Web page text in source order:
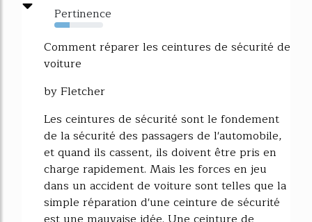
Pertinence
31%
Comment réparer les ceintures de sécurité de
voiture
by Fletcher
Les ceintures de sécurité sont le fondement
de la sécurité des passagers de l'automobile,
et quand ils cassent, ils doivent être pris en
charge rapidement. Mais les forces en jeu
dans un accident de voiture sont telles que la
simple réparation d'une ceinture de sécurité